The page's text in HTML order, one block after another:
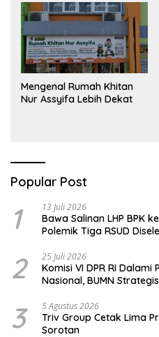
Mengenal Rumah Khitan
Nur Assyifa Lebih Dekat
Popular Post
1 13 Juli 2026
Bawa Salinan LHP BPK
Polemik Tiga RSUD
2 25 Juli 2026
Komisi VI DPR RI
Nasional, BUMN
3 5 Agustus 2026
Triv Group Cetak Lima
Sorotan